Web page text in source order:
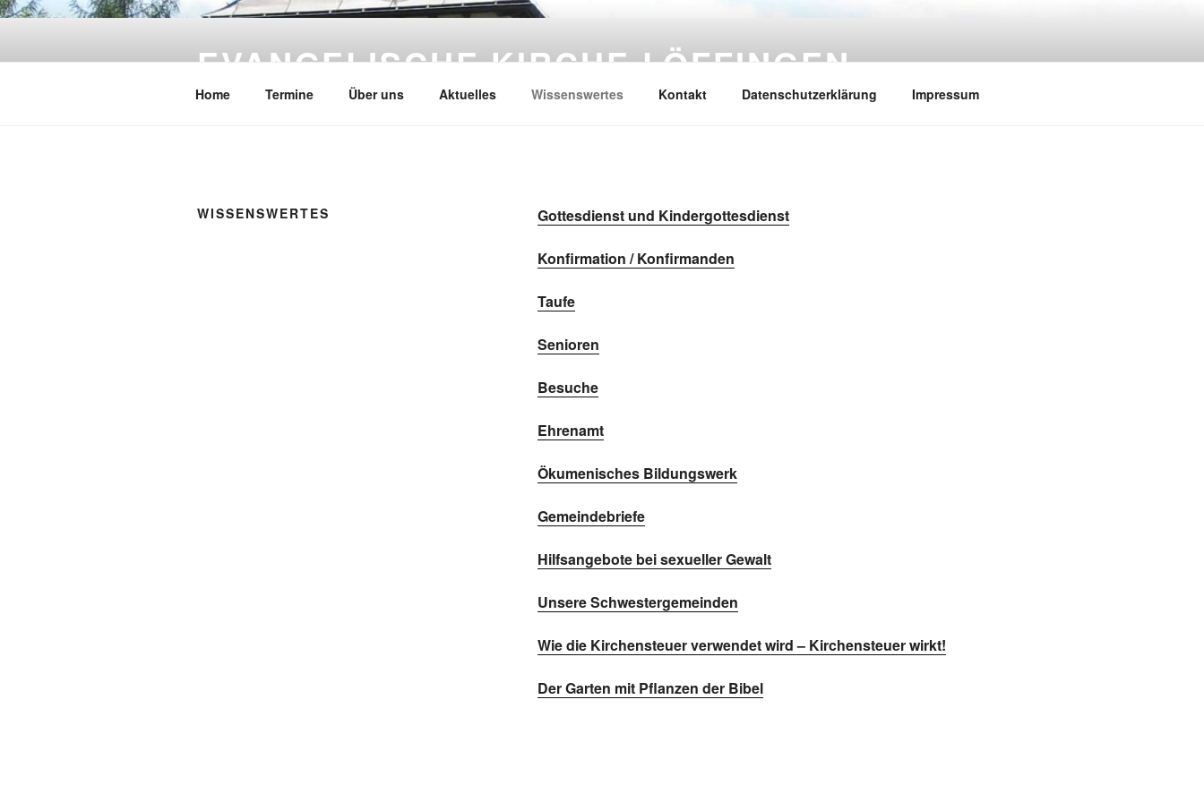
Zum
EVANGELISCHE KIRCHE LÖFFINGEN
Home Termine Über uns Aktuelles Wissenswertes Kontakt Datenschutzerklärung Impressum
WISSENSWERTES Gottesdienst und Kindergottesdienst
Konfirmation / Konfirmanden
Taufe
Senioren
Besuche
Ehrenamt
Ökumenisches Bildungswerk
Gemeindebriefe
Hilfsangebote bei sexueller Gewalt
Unsere Schwestergemeinden
Wie die Kirchensteuer verwendet wird – Kirchensteuer wirkt!
Der Garten mit Pflanzen der Bibel